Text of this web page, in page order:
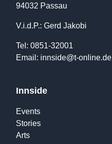
94032 Passau
V.i.d.P.: Gerd Jakobi
Tel: 0851-32001
Email: innside@t-online.de
Innside
Events
Stories
Arts